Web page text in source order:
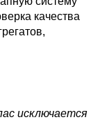
качества
исключается